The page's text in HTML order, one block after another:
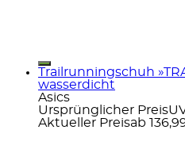
Trailrunningschuh
wasserdicht
Asics
Ursprünglicher Preis
Aktueller Preisab